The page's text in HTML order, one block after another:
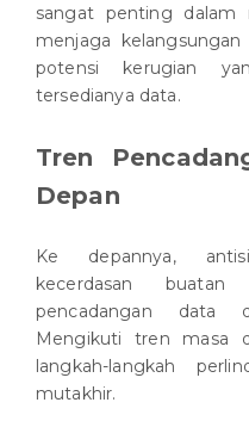
sangat penting dalam
menjaga
potensi kerugian
tersedianya data.
Tren
Depan
Ke depannya,
kecerdasan
pencadangan data
Mengikuti tren masa
langkah-langkah
mutakhir.